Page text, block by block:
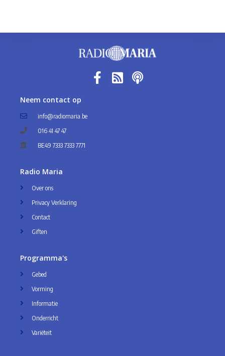
Neem contact op
info@radiomaria.be
016 41 47 47
BE49 7333 7333 7771
Radio Maria
Over ons
Privacy Verklaring
Contact
Giften
Programma's
Gebed
Vorming
Informatie
Onderricht
Variëteit